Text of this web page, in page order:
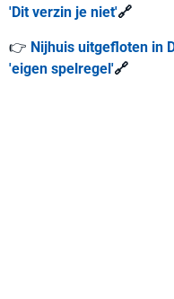
'Dit verzin je niet'🔗
👉 Nijhuis uitgefloten in
'eigen spelregel'🔗